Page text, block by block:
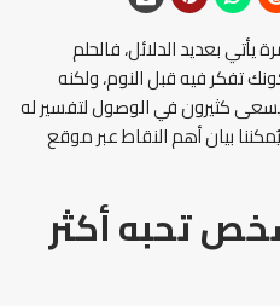
بعديد الدلائل، فالحلم
تفكر فيه قبل النوم، ولكنه
كثيرون في الوصول لتفسير له
بيان أهم النقاط عبر موقع
تحبه أكثر